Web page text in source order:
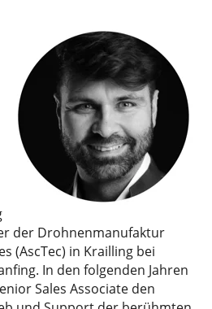
der Drohnenmanufaktur
(AscTec) in Krailling bei
In den folgenden Jahren
Sales Associate den